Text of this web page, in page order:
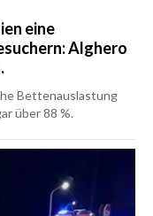
eine
Alghero
Bettenauslastung
über 88 %.